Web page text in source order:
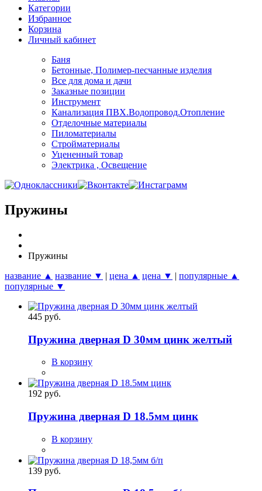
Категории
Избранное
Корзина
Личный кабинет
Баня
Бетонные, Полимер-песчанные изделия
Все для дома и дачи
Заказные позиции
Инструмент
Канализация ПВХ.Водопровод.Отопление
Отделочные материалы
Пиломатериалы
Стройматериалы
Уцененный товар
Электрика , Освещение
Пружины
Пружины
название ▲ название ▼ | цена ▲ цена ▼ | популярные ▲
популярные ▼
445 руб.
Пружина дверная D 30мм цинк желтый
В корзину
192 руб.
Пружина дверная D 18.5мм цинк
В корзину
139 руб.